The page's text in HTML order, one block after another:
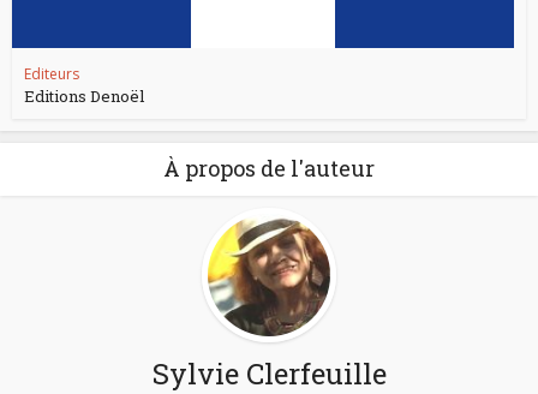
Editeurs
Editions Denoël
À propos de l'auteur
Sylvie Clerfeuille